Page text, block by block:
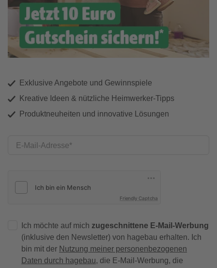
Exklusive Angebote und Gewinnspiele
Kreative Ideen & nützliche Heimwerker-Tipps
Produktneuheiten und innovative Lösungen
E-Mail-Adresse
Friendly Captcha
Ich möchte auf mich zugeschnittene E-Mail-Werbung
(inklusive den Newsletter) von hagebau erhalten. Ich
bin mit der Nutzung meiner personenbezogenen
Daten durch hagebau, die E-Mail-Werbung, die